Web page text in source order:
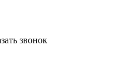
звонок